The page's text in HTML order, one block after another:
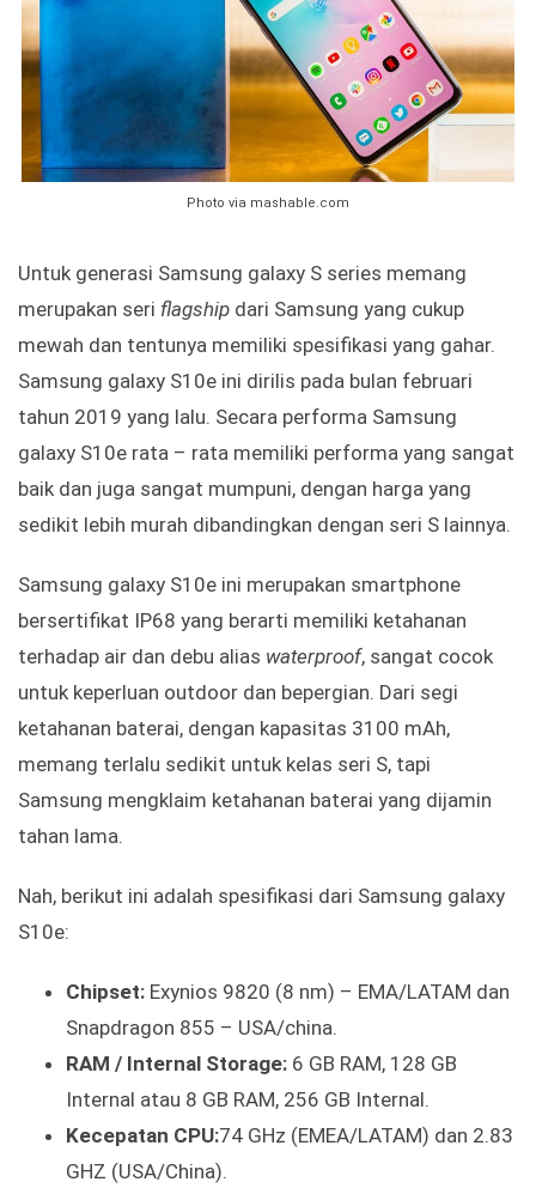
Photo via mashable.com
Untuk generasi Samsung galaxy S series memang
merupakan seri flagship dari Samsung yang cukup
mewah dan tentunya memiliki spesifikasi yang gahar.
Samsung galaxy S10e ini dirilis pada bulan februari
tahun 2019 yang lalu. Secara performa Samsung
galaxy S10e rata – rata memiliki performa yang sangat
baik dan juga sangat mumpuni, dengan harga yang
sedikit lebih murah dibandingkan dengan seri S lainnya.
Samsung galaxy S10e ini merupakan smartphone
bersertifikat IP68 yang berarti memiliki ketahanan
terhadap air dan debu alias waterproof, sangat cocok
untuk keperluan outdoor dan bepergian. Dari segi
ketahanan baterai, dengan kapasitas 3100 mAh,
memang terlalu sedikit untuk kelas seri S, tapi
Samsung mengklaim ketahanan baterai yang dijamin
tahan lama.
Nah, berikut ini adalah spesifikasi dari Samsung galaxy
S10e:
Chipset: Exynios 9820 (8 nm) – EMA/LATAM dan
Snapdragon 855 – USA/china.
RAM / Internal Storage: 6 GB RAM, 128 GB
Internal atau 8 GB RAM, 256 GB Internal.
Kecepatan CPU:74 GHz (EMEA/LATAM) dan 2.83
GHZ (USA/China).